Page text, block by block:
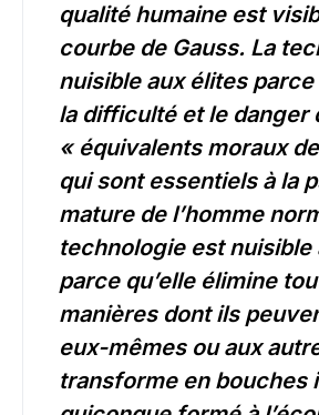
qualité humaine est
courbe de Gauss. La
nuisible aux élites parce
la difficulté et le danger
« équivalents moraux
qui sont essentiels à la
mature de l’homme
technologie est
parce qu’elle élimine
manières dont ils
eux-mêmes ou aux
transforme en bouches